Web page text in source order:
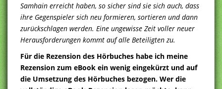
Samhain erreicht haben, so sicher sind sie sich auch, dass
ihre Gegenspieler sich neu formieren, sortieren und dann
zurückschlagen werden. Eine ungewisse Zeit voller neuer
Herausforderungen kommt auf alle Beteiligten zu.
Für die Rezension des Hörbuches habe ich meine
Rezension zum eBook ein wenig eingekürzt und auf
die Umsetzung des Hörbuches bezogen. Wer die